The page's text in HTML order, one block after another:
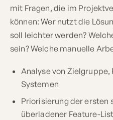
mit Fragen, die im
können: Wer nutzt die
soll leichter werden?
sein? Welche manuelle
Analyse von Zielgruppe,
Systemen
Priorisierung der ersten
überladener Feature-